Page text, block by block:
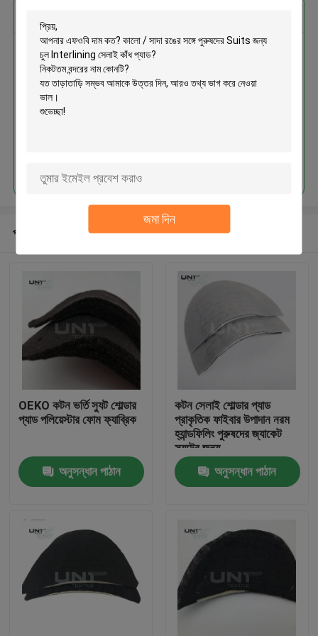
জমা দিন
কালো / সাদা রঙের সঙ্গে পুরুষদের Suits জন্য
চুল Interlining সেলাই কাঁধ প্যাড
প্রস্তাবিত পণ্য
OEKO কটন ভর্তি স্যুট শোল্ডার
প্যাড পলিয়েস্টার ফোম ফ্যাব্রিক
অনুসন্ধান পাঠান
কটন সেলাই শোল্ডার প্যাড
প্রাকৃতিক ফাইবার উপাদান নরম
হ্যান্ডফিলিং পুরুষদের জ্যাকেট
স্যুটের জন্য
অনুসন্ধান পাঠান